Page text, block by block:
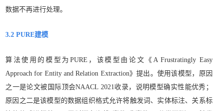
数据不再进行处理。
3.2 PURE建模
算法使用的模型为PURE，该模型由论文《A Frustratingly Easy
Approach for Entity and Relation Extraction》提出。使用该模型，原因
之一是论文被国际顶会NAACL 2021收录，说明模型确实性能优秀；
原因之二是该模型的数据组织格式允许将触发词、实体标注、关系标